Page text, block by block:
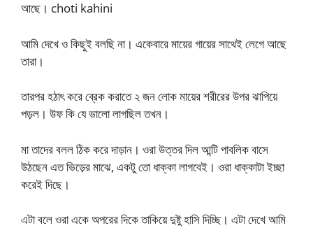
আছে। choti kahini
আমি দেখে ও কিছুই বলছি না। একেবারে মায়ের গায়ের সাথেই লেগে আছে
তারা।
তারপর হঠাৎ করে ব্রেক করাতে ২ জন লোক মায়ের শরীরের উপর ঝাপিয়ে
পড়ল। উফ কি যে ভালো লাগছিল তখন।
মা তাদের বলল ঠিক করে দাড়ান। ওরা উত্তর দিল আন্টি পাবলিক বাসে
উঠছেন এত ভিড়ের মাঝে, একটু তো ধাক্কা লাগবেই। ওরা ধাক্কাটা ইচ্ছা
করেই দিছে।
এটা বলে ওরা একে অপরের দিকে তাকিয়ে দুষ্টু হাসি দিচ্ছি। এটা দেখে আমি